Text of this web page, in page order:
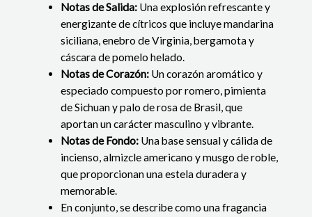
Notas de Salida: Una explosión refrescante y
energizante de cítricos que incluye mandarina
siciliana, enebro de Virginia, bergamota y
cáscara de pomelo helado.
Notas de Corazón: Un corazón aromático y
especiado compuesto por romero, pimienta
de Sichuan y palo de rosa de Brasil, que
aportan un carácter masculino y vibrante.
Notas de Fondo: Una base sensual y cálida de
incienso, almizcle americano y musgo de roble,
que proporcionan una estela duradera y
memorable.
En conjunto, se describe como una fragancia